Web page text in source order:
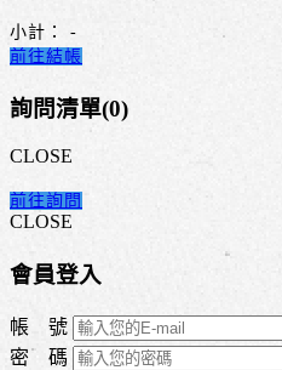
小計：
-
前往結帳
詢問清單(0)
CLOSE
前往詢問
CLOSE
會員登入
帳 號
密 碼